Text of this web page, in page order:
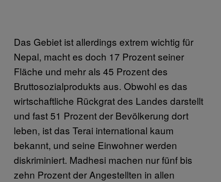
Das Gebiet ist allerdings extrem wichtig für
Nepal, macht es doch 17 Prozent seiner
Fläche und mehr als 45 Prozent des
Bruttosozialprodukts aus. Obwohl es das
wirtschaftliche Rückgrat des Landes darstellt
und fast 51 Prozent der Bevölkerung dort
leben, ist das Terai international kaum
bekannt, und seine Einwohner werden
diskriminiert. Madhesi machen nur fünf bis
zehn Prozent der Angestellten in allen